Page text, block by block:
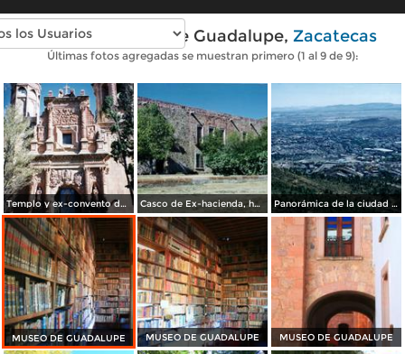
Fotos modernas de Guadalupe, Zacatecas
Últimas fotos agregadas se muestran primero (1 al 9 de 9):
Templo y ex-convento de Guadalupe, 1707. Guadalupe, Zacatecas. 2003 Casco de Ex-hacienda, hoy talleres de platería. Guadalupe, Zacatecas Panorámica de la ciudad de Guadalupe, Zacatecas
MUSEO DE GUADALUPE MUSEO DE GUADALUPE MUSEO DE GUADALUPE